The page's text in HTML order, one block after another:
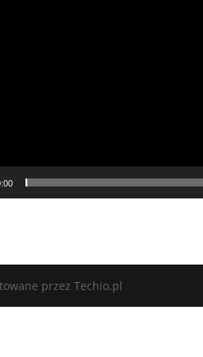
przez Techio.pl